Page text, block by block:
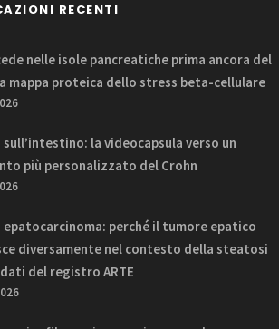
RECENTI
nelle isole pancreatiche prima ancora del
mappa proteica dello stress beta-cellulare
sull’intestino: la videocapsula verso un
più personalizzato del Crohn
epatocarcinoma: perché il tumore epatico
diversamente nel contesto della steatosi
del registro ARTE